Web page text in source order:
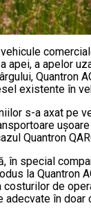
apei, a apelor
Quantron
existente în
s-a axat pe
Quantron
în special
la Quantron
de
în doar